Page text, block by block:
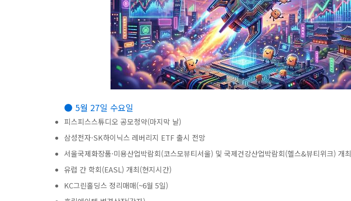
● 5월 27일 수요일
피스피스스튜디오 공모청약(마지막 날)
삼성전자·SK하이닉스 레버리지 ETF 출시 전망
서울국제화장품·미용산업박람회(코스모뷰티서울) 및 국제건강산업박람회(헬스&뷰티위크) 개최
유럽 간 학회(EASL) 개최(현지시간)
KC그린홀딩스 정리매매(~6월 5일)